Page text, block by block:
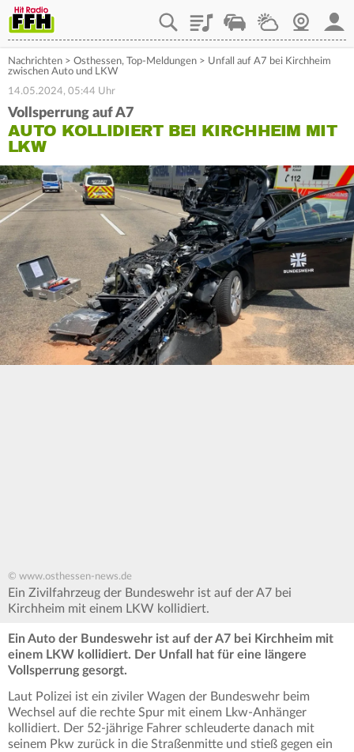
PlaylistStaupilotWetterWebcam
Nachrichten > Osthessen, Top-Meldungen > Unfall auf A7 bei Kirchheim
zwischen Auto und LKW
14.05.2024, 05:44 Uhr
Vollsperrung auf A7
AUTO KOLLIDIERT BEI KIRCHHEIM MIT
LKW
© www.osthessen-news.de
Ein Zivilfahrzeug der Bundeswehr ist auf der A7 bei
Kirchheim mit einem LKW kollidiert.
Ein Auto der Bundeswehr ist auf der A7 bei Kirchheim mit
einem LKW kollidiert. Der Unfall hat für eine längere
Vollsperrung gesorgt.
Laut Polizei ist ein ziviler Wagen der Bundeswehr beim
Wechsel auf die rechte Spur mit einem Lkw-Anhänger
kollidiert. Der 52-jährige Fahrer schleuderte danach mit
seinem Pkw zurück in die Straßenmitte und stieß gegen ein